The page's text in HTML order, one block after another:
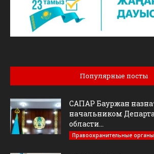
Популярные посты
САПАР Бауржан
начальником
области...
Правоохранительные органы